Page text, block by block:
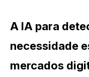
A IA para
necessidade
mercados